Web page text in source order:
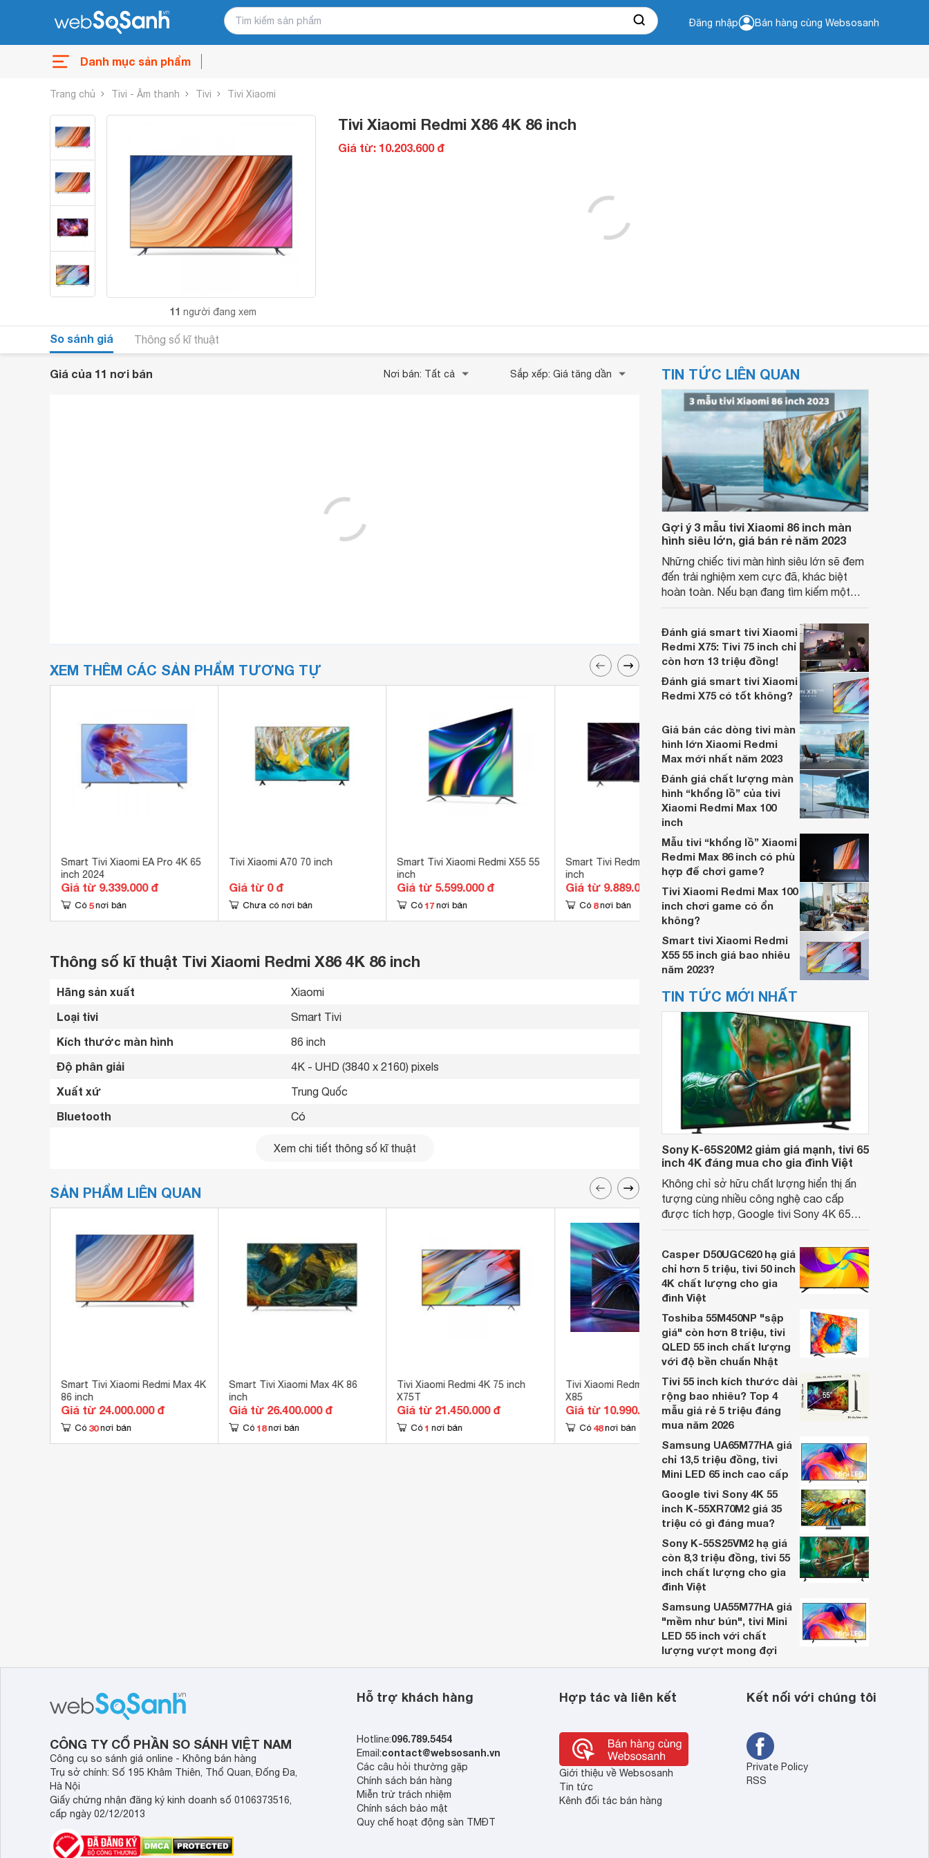
Đăng nhập Bán hàng cùng Websosanh
Danh mục sản phẩm
Trang chủ Tivi - Âm thanh Tivi Tivi Xiaomi
11 người đang xem
Tivi Xiaomi Redmi X86 4K 86 inch
Giá từ: 10.203.600 đ
So sánh giá Thông số kĩ thuật
Giá của 11 nơi bán Nơi bán: Tất cả Sắp xếp: Giá tăng dần
XEM THÊM CÁC SẢN PHẨM TƯƠNG TỰ
Smart Tivi Xiaomi EA Pro 4K 65
inch 2024
Giá từ 9.339.000 đ
Có 5 nơi bán
Tivi Xiaomi A70 70 inch
Giá từ 0 đ
Chưa có nơi bán
Smart Tivi Xiaomi Redmi X55 55
inch
Giá từ 5.599.000 đ
Có 17 nơi bán
Smart Tivi Redmi X 2025 4K 55
inch
Giá từ 9.889.000 đ
Có 8 nơi bán
Smart Tivi Xiaomi 4K 65 inch ES
Pro
Giá từ 12.430.000 đ
Có 10 nơi bán
Thông số kĩ thuật Tivi Xiaomi Redmi X86 4K 86 inch
Hãng sản xuất Xiaomi
Loại tivi Smart Tivi
Kích thước màn hình 86 inch
Độ phân giải 4K - UHD (3840 x 2160) pixels
Xuất xứ Trung Quốc
Bluetooth Có
Cổng LAN, Wifi
Cổng xuất âm thanh
Bộ xử lý Lõi tứ Cortex A55
Tổng công suất loa 16W
Số lượng loa 2
Kích thước không chân, treo tường 192 x 110.2 cm
Xem chi tiết thông số kĩ thuật
SẢN PHẨM LIÊN QUAN
Smart Tivi Xiaomi Redmi Max 4K
86 inch
Giá từ 24.000.000 đ
Có 30 nơi bán
Smart Tivi Xiaomi Max 4K 86
inch
Giá từ 26.400.000 đ
Có 18 nơi bán
Tivi Xiaomi Redmi 4K 75 inch
X75T
Giá từ 21.450.000 đ
Có 1 nơi bán
Tivi Xiaomi Redmi 4K 85 inch
X85
Giá từ 10.990.000 đ
Có 48 nơi bán
Smart Tivi Xiaomi Redmi X65T
4K 65 inch
Giá từ 15.389.000 đ
TIN TỨC LIÊN QUAN
Gợi ý 3 mẫu tivi Xiaomi 86 inch màn
hình siêu lớn, giá bán rẻ năm 2023
Những chiếc tivi màn hình siêu lớn sẽ đem
đến trải nghiệm xem cực đã, khác biệt
hoàn toàn. Nếu bạn đang tìm kiếm một
khảo ngay 3 chiếc tivi Xiaomi 86 inch ngay
dưới đây.
Đánh giá smart tivi Xiaomi
Redmi X75: Tivi 75 inch chỉ
còn hơn 13 triệu đồng!
Đánh giá smart tivi Xiaomi
Redmi X75 có tốt không?
Giá bán các dòng tivi màn
hình lớn Xiaomi Redmi
Max mới nhất năm 2023
Đánh giá chất lượng màn
hình “khổng lồ” của tivi
Xiaomi Redmi Max 100
inch
Mẫu tivi “khổng lồ” Xiaomi
Redmi Max 86 inch có phù
hợp để chơi game?
Tivi Xiaomi Redmi Max 100
inch chơi game có ổn
không?
Smart tivi Xiaomi Redmi
X55 55 inch giá bao nhiêu
năm 2023?
TIN TỨC MỚI NHẤT
Sony K-65S20M2 giảm giá mạnh, tivi 65
inch 4K đáng mua cho gia đình Việt
Không chỉ sở hữu chất lượng hiển thị ấn
tượng cùng nhiều công nghệ cao cấp
được tích hợp, Google tivi Sony 4K 65
nhiều cửa hàng điện máy giảm giá sâu.
Casper D50UGC620 hạ giá
chỉ hơn 5 triệu, tivi 50 inch
4K chất lượng cho gia
đình Việt
Toshiba 55M450NP "sập
giá" còn hơn 8 triệu, tivi
QLED 55 inch chất lượng
với độ bền chuẩn Nhật
Tivi 55 inch kích thước dài
rộng bao nhiêu? Top 4
mẫu giá rẻ 5 triệu đáng
mua năm 2026
Samsung UA65M77HA giá
chỉ 13,5 triệu đồng, tivi
Mini LED 65 inch cao cấp
Google tivi Sony 4K 55
inch K-55XR70M2 giá 35
triệu có gì đáng mua?
Sony K-55S25VM2 hạ giá
còn 8,3 triệu đồng, tivi 55
inch chất lượng cho gia
đình Việt
Samsung UA55M77HA giá
"mềm như bún", tivi Mini
LED 55 inch với chất
lượng vượt mong đợi
CÔNG TY CỔ PHẦN SO SÁNH VIỆT NAM
Công cụ so sánh giá online - Không bán hàng
Trụ sở chính: Số 195 Khâm Thiên, Thổ Quan, Đống Đa,
Hà Nội
Giấy chứng nhận đăng ký kinh doanh số 0106373516,
cấp ngày 02/12/2013
Hỗ trợ khách hàng
Hotline:096.789.5454
Email:contact@websosanh.vn
Các câu hỏi thường gặp
Chính sách bán hàng
Miễn trừ trách nhiệm
Chính sách bảo mật
Quy chế hoạt động sàn TMĐT
Hợp tác và liên kết
Giới thiệu về Websosanh
Tin tức
Kênh đối tác bán hàng
Kết nối với chúng tôi
Private Policy
RSS